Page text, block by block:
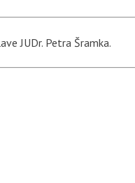
JUDr. Petra Šramka.